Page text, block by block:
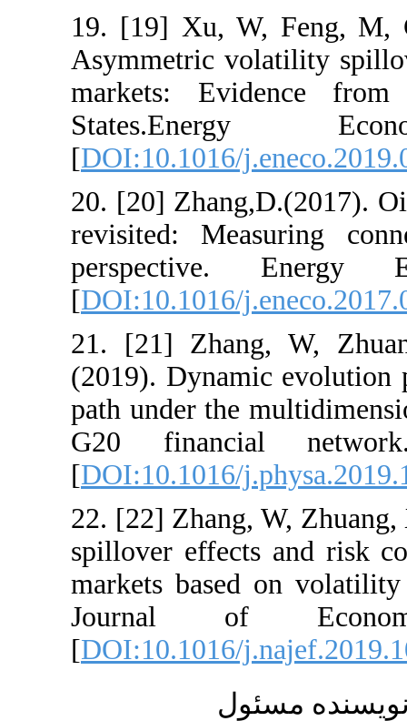
19. [19] Xu,
Asymmetric
markets:
[DOI:10.1016/
20. [20]
revisited:
[DOI:10.1016/
21. [21]
(2019).
path under the
G20
[DOI:10.1016/
22. [22]
spillover
markets
Journal
[DOI:10.1016/